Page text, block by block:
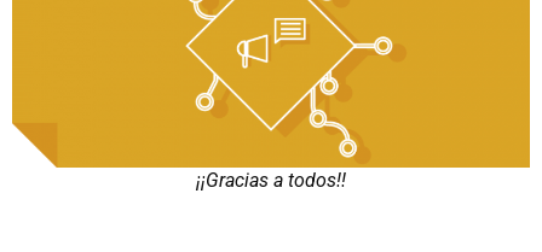
¡¡Gracias a todos!!